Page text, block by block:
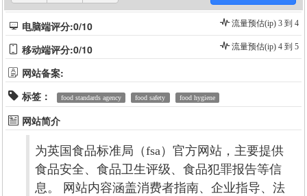
电脑端评分:0/10 流量预估(ip) 3 到 4
移动端评分:0/10 流量预估(ip) 4 到 5
网站备案:
标签：
food standards agency food safety food hygiene
网站简介
为英国食品标准局（fsa）官方网站，主要提供
食品安全、食品卫生评级、食品犯罪报告等信
息。 网站内容涵盖消费者指南、企业指导、法